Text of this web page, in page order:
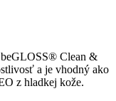
beGLOSS® Clean &
a je vhodný ako
z hladkej kože.